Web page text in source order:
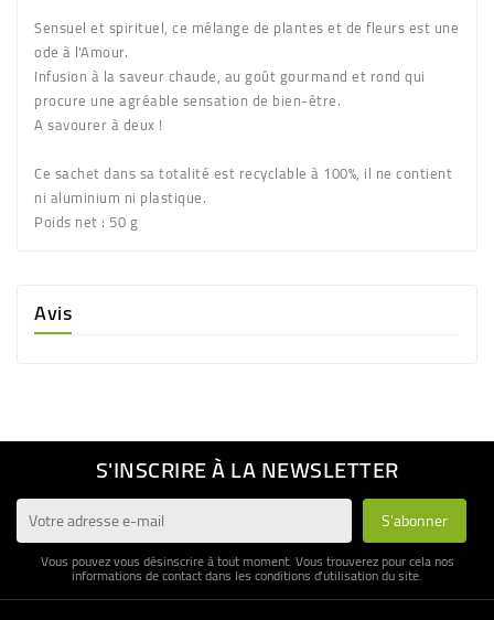
Sensuel et spirituel, ce mélange de plantes et de fleurs est une
ode à l'Amour.
Infusion à la saveur chaude, au goût gourmand et rond qui
procure une agréable sensation de bien-être.
A savourer à deux !
Ce sachet dans sa totalité est recyclable à 100%, il ne contient
ni aluminium ni plastique.
Poids net : 50 g
Avis
S'INSCRIRE À LA NEWSLETTER
Vous pouvez vous désinscrire à tout moment. Vous trouverez pour cela nos
informations de contact dans les conditions d'utilisation du site.